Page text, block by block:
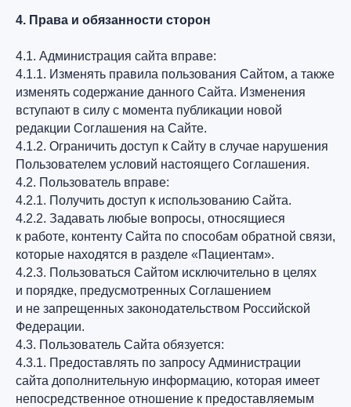
4. Права и обязанности сторон
4.1. Администрация сайта вправе:
4.1.1. Изменять правила пользования Сайтом, а также
изменять содержание данного Сайта. Изменения
вступают в силу с момента публикации новой
редакции Соглашения на Сайте.
4.1.2. Ограничить доступ к Сайту в случае нарушения
Пользователем условий настоящего Соглашения.
4.2. Пользователь вправе:
4.2.1. Получить доступ к использованию Сайта.
4.2.2. Задавать любые вопросы, относящиеся
к работе, контенту Сайта по способам обратной связи,
которые находятся в разделе «Пациентам».
4.2.3. Пользоваться Сайтом исключительно в целях
и порядке, предусмотренных Соглашением
и не запрещенных законодательством Российской
Федерации.
4.3. Пользователь Сайта обязуется:
4.3.1. Предоставлять по запросу Администрации
сайта дополнительную информацию, которая имеет
непосредственное отношение к предоставляемым